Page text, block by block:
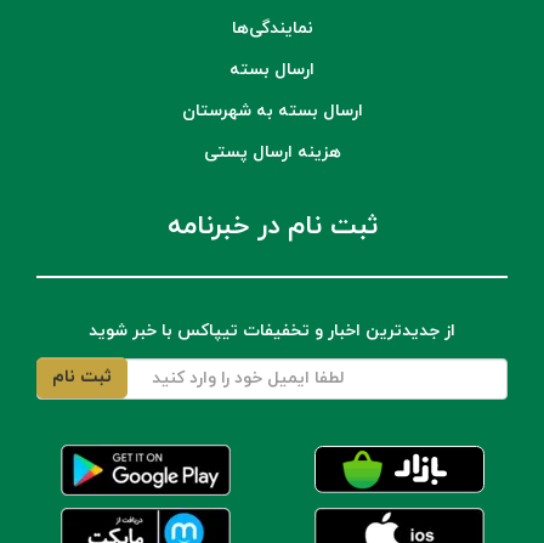
نمایندگی‌ها
ارسال بسته
ارسال بسته به شهرستان
هزینه ارسال پستی
ثبت نام در خبرنامه
از جدیدترین اخبار و تخفیفات تیپاکس با خبر شوید